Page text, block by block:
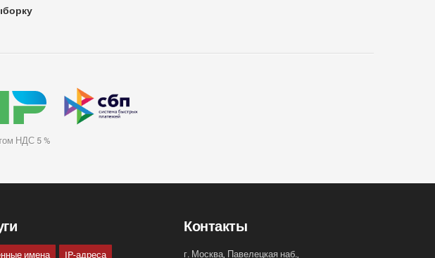
НДС 5 %
имена IP-адреса
Контакты
г. Москва, Павелецкая наб.,